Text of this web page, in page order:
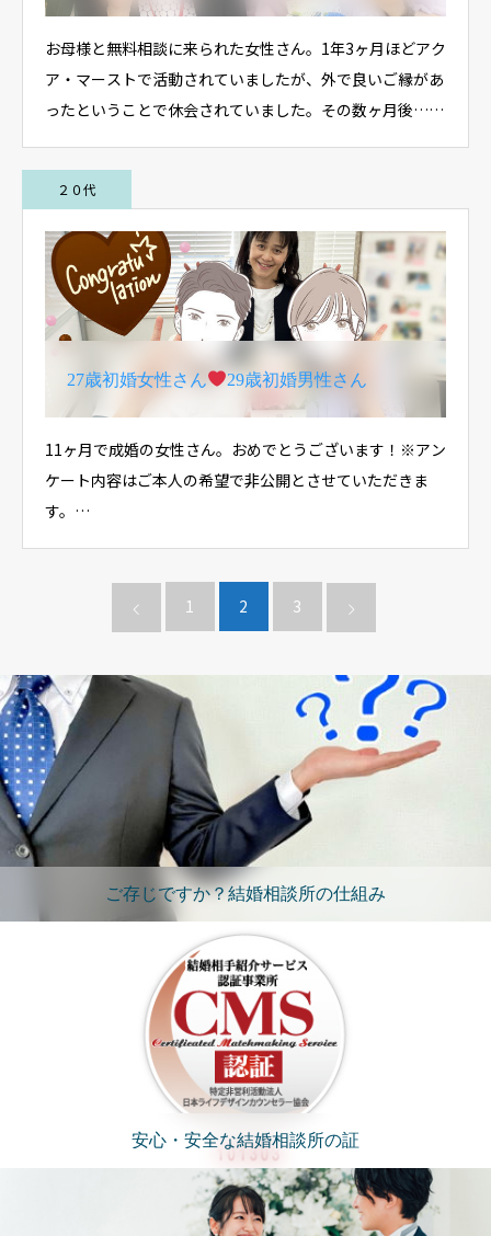
お母様と無料相談に来られた女性さん。1年3ヶ月ほどアク
ア・マーストで活動されていましたが、外で良いご縁があ
ったということで休会されていました。その数ヶ月後……
２０代
27歳初婚女性さん 29歳初婚男性さん
11ヶ月で成婚の女性さん。おめでとうございます！※アン
ケート内容はご本人の希望で非公開とさせていただきま
す。…
1 2 3
ご存じですか？結婚相談所の仕組み
安心・安全な結婚相談所の証